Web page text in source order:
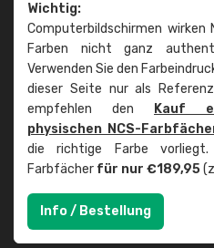
Wichtig:
Computerbildschirmen wirken
Farben nicht ganz
Verwenden Sie den
dieser Seite nur als
empfehlen den
Kauf
physischen NCS-
die richtige Farbe
Farbfächer für nur €189,95
Info / Bestellung